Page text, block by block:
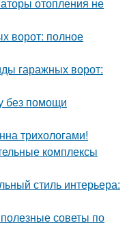
отопления не
ворот: полное
гаражных ворот:
без помощи
трихологами!
комплексы
стиль интерьера:
советы по